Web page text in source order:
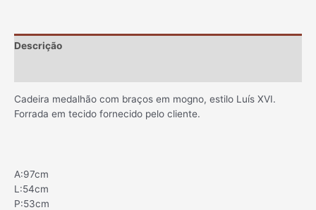
Descrição
Cadeira medalhão com braços em mogno, estilo Luís XVI.
Forrada em tecido fornecido pelo cliente.
A:97cm
L:54cm
P:53cm